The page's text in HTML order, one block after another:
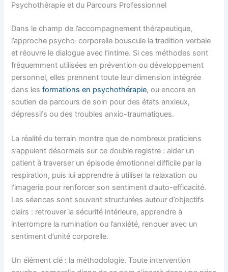
Psychothérapie et du Parcours Professionnel
Dans le champ de l’accompagnement thérapeutique,
l’approche psycho-corporelle bouscule la tradition verbale
et réouvre le dialogue avec l’intime. Si ces méthodes sont
fréquemment utilisées en prévention ou développement
personnel, elles prennent toute leur dimension intégrée
dans lesformations en psychothérapie, ou encore en
soutien de parcours de soin pour des états anxieux,
dépressifs ou des troubles anxio-traumatiques.
La réalité du terrain montre que de nombreux praticiens
s’appuient désormais sur ce double registre : aider un
patient à traverser un épisode émotionnel difficile par la
respiration, puis lui apprendre à utiliser la relaxation ou
l’imagerie pour renforcer son sentiment d’auto-efficacité.
Les séances sont souvent structurées autour d’objectifs
clairs : retrouver la sécurité intérieure, apprendre à
interrompre la rumination ou l’anxiété, renouer avec un
sentiment d’unité corporelle.
Un élément clé : la méthodologie. Toute intervention